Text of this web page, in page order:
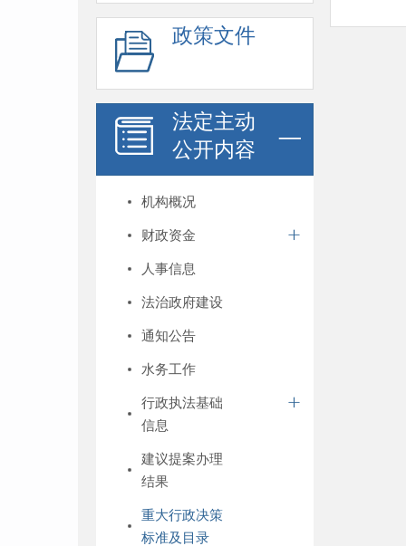
政策文件
法定主动
公开内容
机构概况
财政资金
人事信息
法治政府建设
通知公告
水务工作
行政执法基础
信息
建议提案办理
结果
重大行政决策
标准及目录